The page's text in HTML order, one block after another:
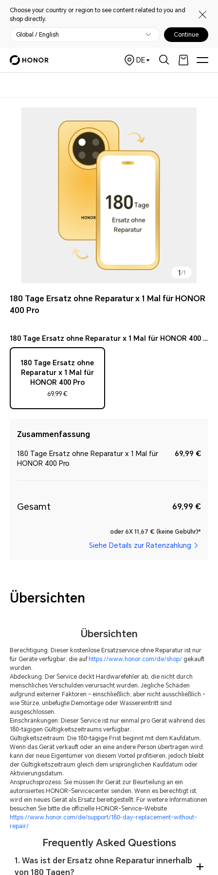
Choose your country or region to see content related to you and
shop directly.
Global / English Continue
DE
1 /1
180 Tage Ersatz ohne Reparatur x 1 Mal für HONOR
400 Pro
180 Tage Ersatz ohne Reparatur x 1 Mal für HONOR 400 Pro
180 Tage Ersatz ohne
Reparatur x 1 Mal für
HONOR 400 Pro
69,99 €
Zusammenfassung
180 Tage Ersatz ohne Reparatur x 1 Mal für
HONOR 400 Pro
69,99 €
Gesamt 69,99 €
oder 6X 11,67 € (keine Gebühr)*
Siehe Details zur Ratenzahlung
Übersichten
Übersichten
Berechtigung: Dieser kostenlose Ersatzservice ohne Reparatur ist nur
für Geräte verfügbar, die auf https://www.honor.com/de/shop/ gekauft
wurden.
Abdeckung: Der Service deckt Hardwarefehler ab, die nicht durch
menschliches Verschulden verursacht wurden. Jegliche Schäden
aufgrund externer Faktoren – einschließlich, aber nicht ausschließlich –
wie Stürze, unbefugte Demontage oder Wassereintritt sind
ausgeschlossen.
Einschränkungen: Dieser Service ist nur einmal pro Gerät während des
180-tägigen Gültigkeitszeitraums verfügbar.
Gültigkeitszeitraum: Die 180-tägige Frist beginnt mit dem Kaufdatum.
Wenn das Gerät verkauft oder an eine andere Person übertragen wird,
kann der neue Eigentümer von diesem Vorteil profitieren, jedoch bleibt
der Gültigkeitszeitraum gleich dem ursprünglichen Kaufdatum oder
Aktivierungsdatum.
Anspruchsprozess: Sie müssen Ihr Gerät zur Beurteilung an ein
autorisiertes HONOR-Servicecenter senden. Wenn es berechtigt ist,
wird ein neues Gerät als Ersatz bereitgestellt. Für weitere Informationen
besuchen Sie bitte die offizielle HONOR-Service-Website
https://www.honor.com/de/support/180-day-replacement-without-
repair/
Frequently Asked Questions
1. Was ist der Ersatz ohne Reparatur innerhalb
von 180 Tagen?